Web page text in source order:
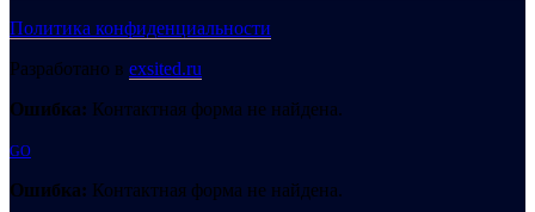
Политика конфиденциальности
Разработано в exsited.ru
Ошибка: Контактная форма не найдена.
GO
Ошибка: Контактная форма не найдена.